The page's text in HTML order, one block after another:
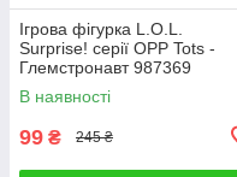
Ігрова фігурка L.O.L.
Surprise! серії OPP Tots -
Глемстронавт 987369
В наявності
99 ₴ 245 ₴